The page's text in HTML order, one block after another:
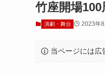
竹座開場
演劇・舞台 2023年8
当ページには広